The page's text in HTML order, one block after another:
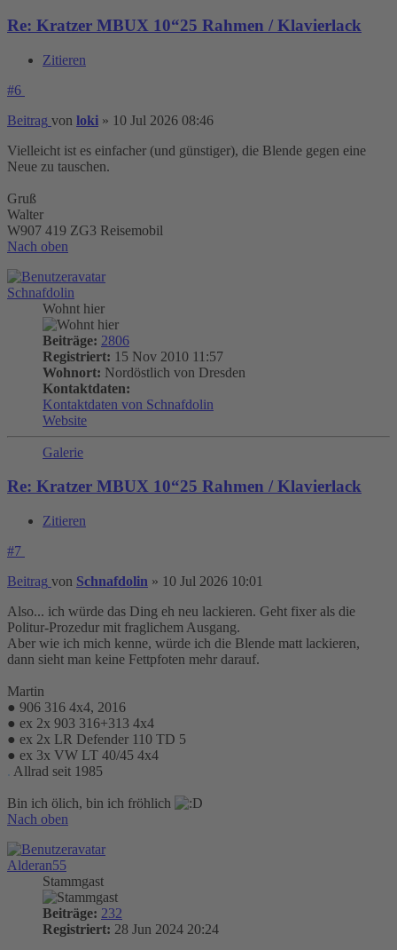
Re: Kratzer MBUX 10“25 Rahmen / Klavierlack
Zitieren
#6
Beitrag von loki » 10 Jul 2026 08:46
Vielleicht ist es einfacher (und günstiger), die Blende gegen eine
Neue zu tauschen.
Gruß
Walter
W907 419 ZG3 Reisemobil
Nach oben
Schnafdolin
Wohnt hier
Beiträge: 2806
Registriert: 15 Nov 2010 11:57
Wohnort: Nordöstlich von Dresden
Kontaktdaten:
Kontaktdaten von Schnafdolin
Website
Galerie
Re: Kratzer MBUX 10“25 Rahmen / Klavierlack
Zitieren
#7
Beitrag von Schnafdolin » 10 Jul 2026 10:01
Also... ich würde das Ding eh neu lackieren. Geht fixer als die
Politur-Prozedur mit fraglichem Ausgang.
Aber wie ich mich kenne, würde ich die Blende matt lackieren,
dann sieht man keine Fettpfoten mehr darauf.
Martin
● 906 316 4x4, 2016
● ex 2x 903 316+313 4x4
● ex 2x LR Defender 110 TD 5
● ex 3x VW LT 40/45 4x4
. Allrad seit 1985
Bin ich ölich, bin ich fröhlich
Nach oben
Alderan55
Stammgast
Beiträge: 232
Registriert: 28 Jun 2024 20:24